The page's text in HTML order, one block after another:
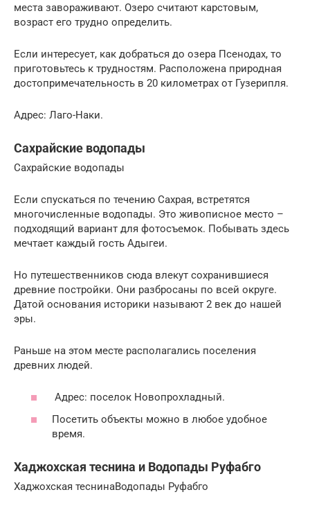
места завораживают. Озеро считают карстовым,
возраст его трудно определить.
Если интересует, как добраться до озера Псенодах, то
приготовьтесь к трудностям. Расположена природная
достопримечательность в 20 километрах от Гузерипля.
Адрес: Лаго-Наки.
Сахрайские водопады
Сахрайские водопады
Если спускаться по течению Сахрая, встретятся
многочисленные водопады. Это живописное место –
подходящий вариант для фотосъемок. Побывать здесь
мечтает каждый гость Адыгеи.
Но путешественников сюда влекут сохранившиеся
древние постройки. Они разбросаны по всей округе.
Датой основания историки называют 2 век до нашей
эры.
Раньше на этом месте располагались поселения
древних людей.
Адрес: поселок Новопрохладный.
Посетить объекты можно в любое удобное
время.
Хаджохская теснина и Водопады Руфабго
Хаджохская теснинаВодопады Руфабго